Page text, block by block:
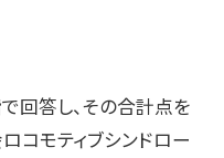
回答し、その合計点を
コモティブシンドロー